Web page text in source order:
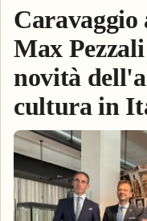
Caravaggio
Max
novità
cultura in